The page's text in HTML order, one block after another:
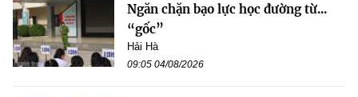
Ngăn chặn bạo lực học đường từ...
“gốc”
Hải Hà
09:05 04/08/2026